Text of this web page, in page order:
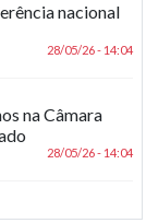
nacional
28/05/26 - 14:04
na Câmara
28/05/26 - 14:04